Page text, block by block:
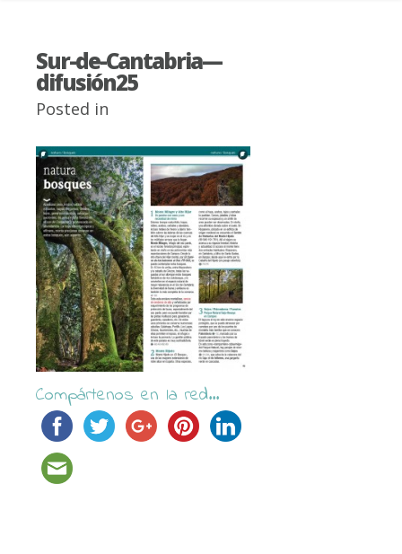
Sur-de-Cantabria—
difusión25
Posted in
Compártenos en la red...